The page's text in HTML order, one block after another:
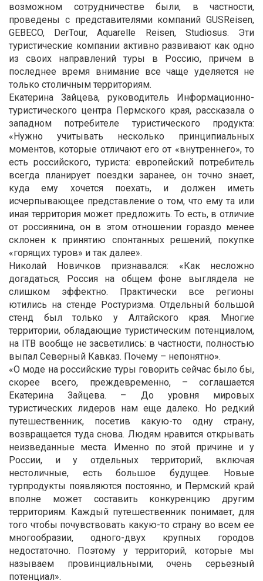
возможном сотрудничестве были, в частности,
проведены с представителями компаний GUSReisen,
GEBECO, DerTour, Aquarelle Reisen, Studiosus. Эти
туристические компании активно развивают как одно
из своих направлений туры в Россию, причем в
последнее время внимание все чаще уделяется не
только столичным территориям.
Екатерина Зайцева, руководитель Информационно-
туристического центра Пермского края, рассказала о
западном потребителе туристического продукта:
«Нужно учитывать несколько принципиальных
моментов, которые отличают его от «внутреннего», то
есть российского, туриста: европейский потребитель
всегда планирует поездки заранее, он точно знает,
куда ему хочется поехать, и должен иметь
исчерпывающее представление о том, что ему та или
иная территория может предложить. То есть, в отличие
от россиянина, он в этом отношении гораздо менее
склонен к принятию спонтанных решений, покупке
«горящих туров» и так далее».
Николай Новичков признавался: «Как несложно
догадаться, Россия на общем фоне выглядела не
слишком эффектно. Практически все регионы
ютились на стенде Ростуризма. Отдельный большой
стенд был только у Алтайского края. Многие
территории, обладающие туристическим потенциалом,
на ITB вообще не засветились: в частности, полностью
выпал Северный Кавказ. Почему – непонятно».
«О моде на российские туры говорить сейчас было бы,
скорее всего, преждевременно, – соглашается
Екатерина Зайцева. – До уровня мировых
туристических лидеров нам еще далеко. Но редкий
путешественник, посетив какую-то одну страну,
возвращается туда снова. Людям нравится открывать
неизведанные места. Именно по этой причине и у
России, и у отдельных территорий, включая
нестоличные, есть большое будущее. Новые
турпродукты появляются постоянно, и Пермский край
вполне может составить конкуренцию другим
территориям. Каждый путешественник понимает, для
того чтобы почувствовать какую-то страну во всем ее
многообразии, одного-двух крупных городов
недостаточно. Поэтому у территорий, которые мы
называем провинциальными, очень серьезный
потенциал».